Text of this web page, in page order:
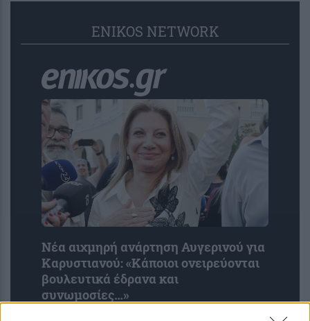
ENIKOS NETWORK
Νέα αιχμηρή ανάρτηση Αυγερινού για
Καρυστιανού: «Κάποιοι ονειρεύονται
βουλευτικά έδρανα και
συνωμοσίες…»